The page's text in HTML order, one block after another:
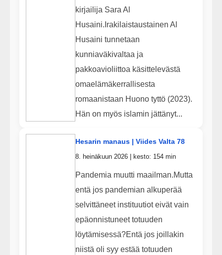
kirjailija Sara Al
Husaini.Irakilaistaustainen Al
Husaini tunnetaan
kunniaväkivaltaa ja
pakkoavioliittoa käsittelevästä
omaelämäkerrallisesta
romaanistaan Huono tyttö (2023).
Hän on myös islamin jättänyt...
Hesarin manaus | Viides Valta 78
8. heinäkuun 2026 | kesto: 154 min
Pandemia muutti maailman.Mutta
entä jos pandemian alkuperää
selvittäneet instituutiot eivät vain
epäonnistuneet totuuden
löytämisessä?Entä jos joillakin
niistä oli syy estää totuuden